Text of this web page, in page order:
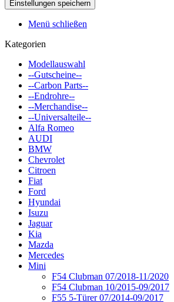
Menü schließen
Kategorien
Modellauswahl
--Gutscheine--
--Carbon Parts--
--Endrohre--
--Merchandise--
--Universalteile--
Alfa Romeo
AUDI
BMW
Chevrolet
Citroen
Fiat
Ford
Hyundai
Isuzu
Jaguar
Kia
Mazda
Mercedes
Mini
F54 Clubman 07/2018-11/2020
F54 Clubman 10/2015-09/2017
F55 5-Türer 07/2014-09/2017